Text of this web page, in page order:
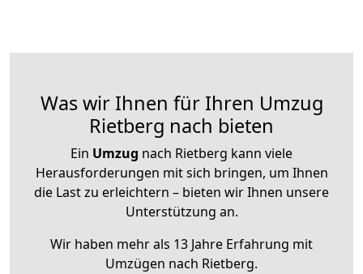
Was wir Ihnen für Ihren Umzug
Rietberg nach bieten
Ein Umzug nach Rietberg kann viele
Herausforderungen mit sich bringen, um Ihnen
die Last zu erleichtern – bieten wir Ihnen unsere
Unterstützung an.
Wir haben mehr als 13 Jahre Erfahrung mit
Umzügen nach Rietberg.